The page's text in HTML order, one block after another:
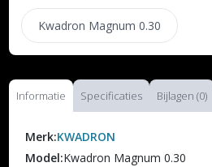
Kwadron Magnum 0.30
Informatie Specificaties Bijlagen (0)
Merk:KWADRON
Model:Kwadron Magnum 0.30